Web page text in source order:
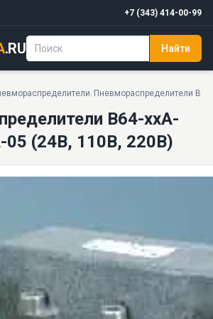
+7 (343) 414-00-99
.RU Найти
/ Пневмораспределители
В64-xxA-03, В64-ххА-05 (24В,
В64-xxA-
05 (24В, 110В, 220В)